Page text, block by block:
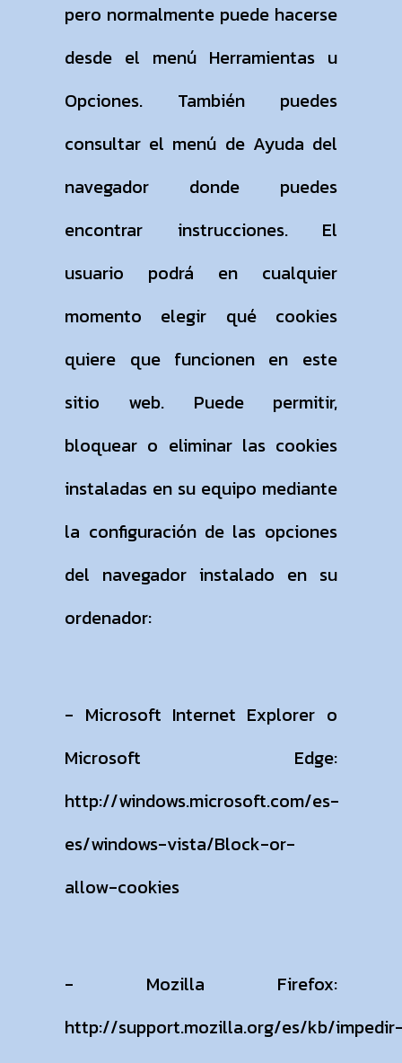
pero normalmente puede hacerse
desde el menú Herramientas u
Opciones. También puedes
consultar el menú de Ayuda del
navegador donde puedes
encontrar instrucciones. El
usuario podrá en cualquier
momento elegir qué cookies
quiere que funcionen en este
sitio web. Puede permitir,
bloquear o eliminar las cookies
instaladas en su equipo mediante
la configuración de las opciones
del navegador instalado en su
ordenador:
- Microsoft Internet Explorer o
Microsoft Edge:
http://windows.microsoft.com/es-
es/windows-vista/Block-or-
allow-cookies
- Mozilla Firefox:
http://support.mozilla.org/es/kb/